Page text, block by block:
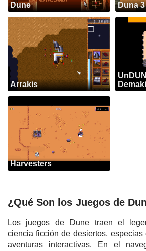
Dune Duna 3
Arrakis
Harvesters
¿Qué Son los Juegos de
Los juegos de Dune traen el
ciencia ficción de desiertos,
aventuras interactivas. En el